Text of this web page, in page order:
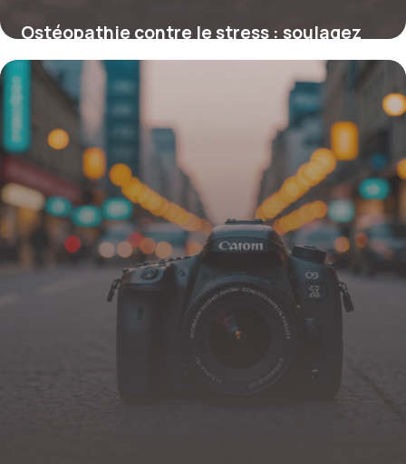
Ostéopathie contre le stress : soulagez
anxiété et tensions naturellement
9 février 2026